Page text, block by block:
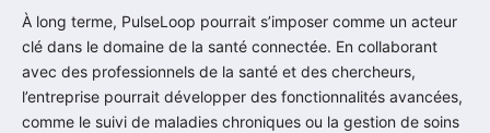
À long terme, PulseLoop pourrait s’imposer comme un acteur
clé dans le domaine de la santé connectée. En collaborant
avec des professionnels de la santé et des chercheurs,
l’entreprise pourrait développer des fonctionnalités avancées,
comme le suivi de maladies chroniques ou la gestion de soins